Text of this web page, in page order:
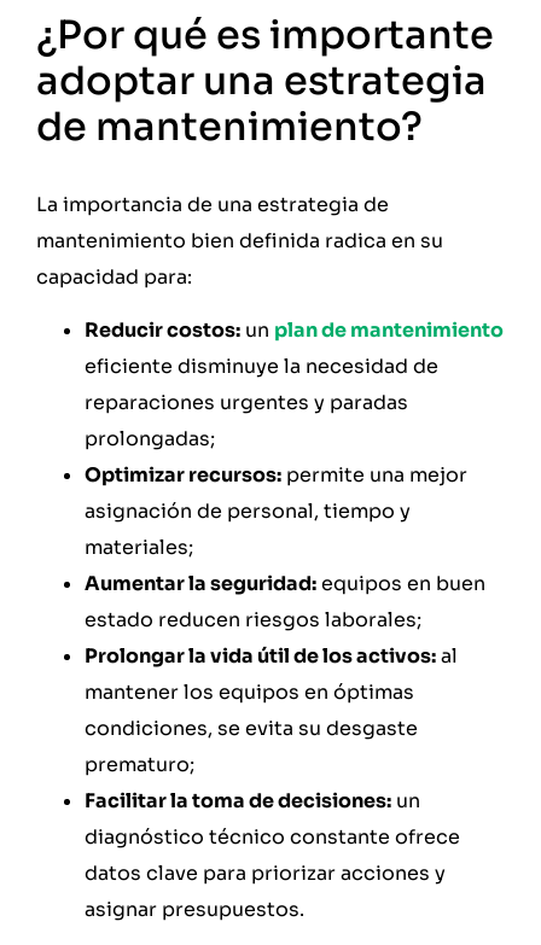
¿Por qué es importante
adoptar una estrategia
de mantenimiento?
La importancia de una estrategia de
mantenimiento bien definida radica en su
capacidad para:
Reducir costos: un plan de mantenimiento
eficiente disminuye la necesidad de
reparaciones urgentes y paradas
prolongadas;
Optimizar recursos: permite una mejor
asignación de personal, tiempo y
materiales;
Aumentar la seguridad:equipos en buen
estado reducen riesgos laborales;
Prolongar la vida útil de los activos:al
mantener los equipos en óptimas
condiciones, se evita su desgaste
prematuro;
Facilitar la toma de decisiones: un
diagnóstico técnico constante ofrece
datos clave para priorizar acciones y
asignar presupuestos.